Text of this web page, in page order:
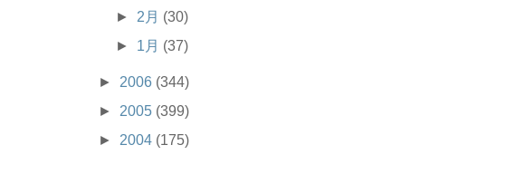
►2月 (30)
► 1月 (37)
► 2006 (344)
► 2005 (399)
► 2004 (175)